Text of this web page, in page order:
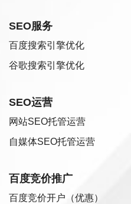
SEO服务
百度搜索引擎优化
谷歌搜索引擎优化
SEO运营
网站SEO托管运营
自媒体SEO托管运营
百度竞价推广
百度竞价开户（优惠）